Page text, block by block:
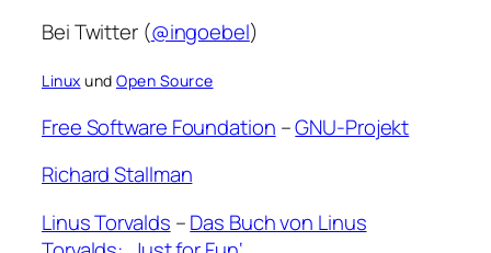
Bei Twitter (@ingoebel)
Linux und Open Source
Free Software Foundation –GNU-Projekt
Richard Stallman
Linus Torvalds –Das Buch von Linus